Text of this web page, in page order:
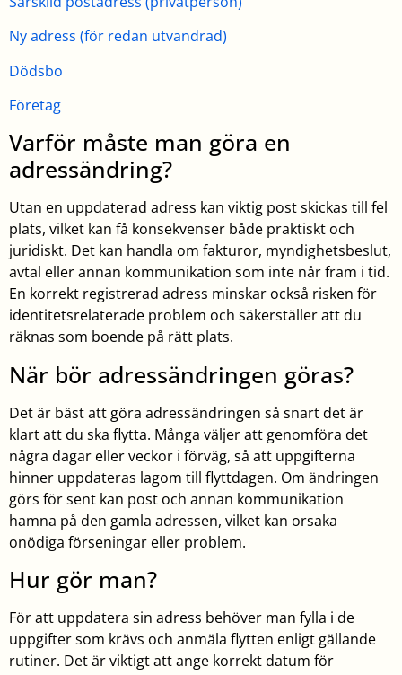
Ny adress (för redan utvandrad)
Dödsbo
Företag
Varför måste man göra en
adressändring?
Utan en uppdaterad adress kan viktig post skickas till fel
plats, vilket kan få konsekvenser både praktiskt och
juridiskt. Det kan handla om fakturor, myndighetsbeslut,
avtal eller annan kommunikation som inte når fram i tid.
En korrekt registrerad adress minskar också risken för
identitetsrelaterade problem och säkerställer att du
räknas som boende på rätt plats.
När bör adressändringen göras?
Det är bäst att göra adressändringen så snart det är
klart att du ska flytta. Många väljer att genomföra det
några dagar eller veckor i förväg, så att uppgifterna
hinner uppdateras lagom till flyttdagen. Om ändringen
görs för sent kan post och annan kommunikation
hamna på den gamla adressen, vilket kan orsaka
onödiga förseningar eller problem.
Hur gör man?
För att uppdatera sin adress behöver man fylla i de
uppgifter som krävs och anmäla flytten enligt gällande
rutiner. Det är viktigt att ange korrekt datum för